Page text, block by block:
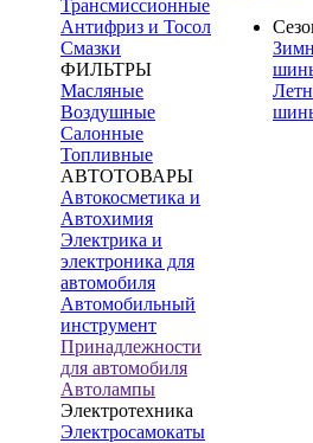
Трансмиссионные
Антифриз и Тосол
Смазки
ФИЛЬТРЫ
Масляные
Воздушные
Салонные
Топливные
АВТОТОВАРЫ
Автокосметика и
Автохимия
Электрика и
электроника для
автомобиля
Автомобильный
инструмент
Принадлежности
для автомобиля
Автолампы
Электротехника
Электросамокаты